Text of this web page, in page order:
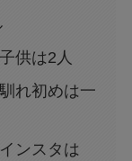
供は2人
れ初めは一
ンスタは